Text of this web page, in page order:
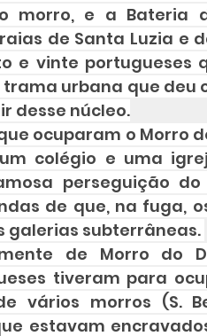
morro, e a Bateria
de Santa Luzia e
e vinte portugueses
trama urbana que
desse núcleo.
ocuparam o Morro
colégio e uma
perseguição do
de que, na fuga,
galerias subterrâneas.
de Morro do
tiveram para
vários morros (S.
estavam